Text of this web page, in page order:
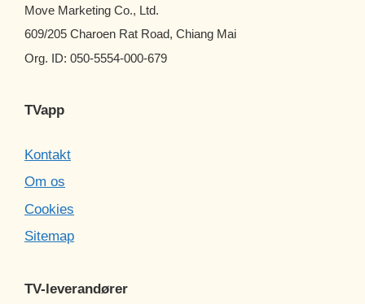
Move Marketing Co., Ltd.
609/205 Charoen Rat Road, Chiang Mai
Org. ID: 050-5554-000-679
TVapp
Kontakt
Om os
Cookies
Sitemap
TV-leverandører